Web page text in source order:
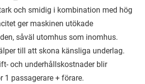
och smidig i kombination med hög
ger maskinen utökade
såväl utomhus som inomhus.
till att skona känsliga underlag.
och underhållskostnader blir
1 passagerare + förare.